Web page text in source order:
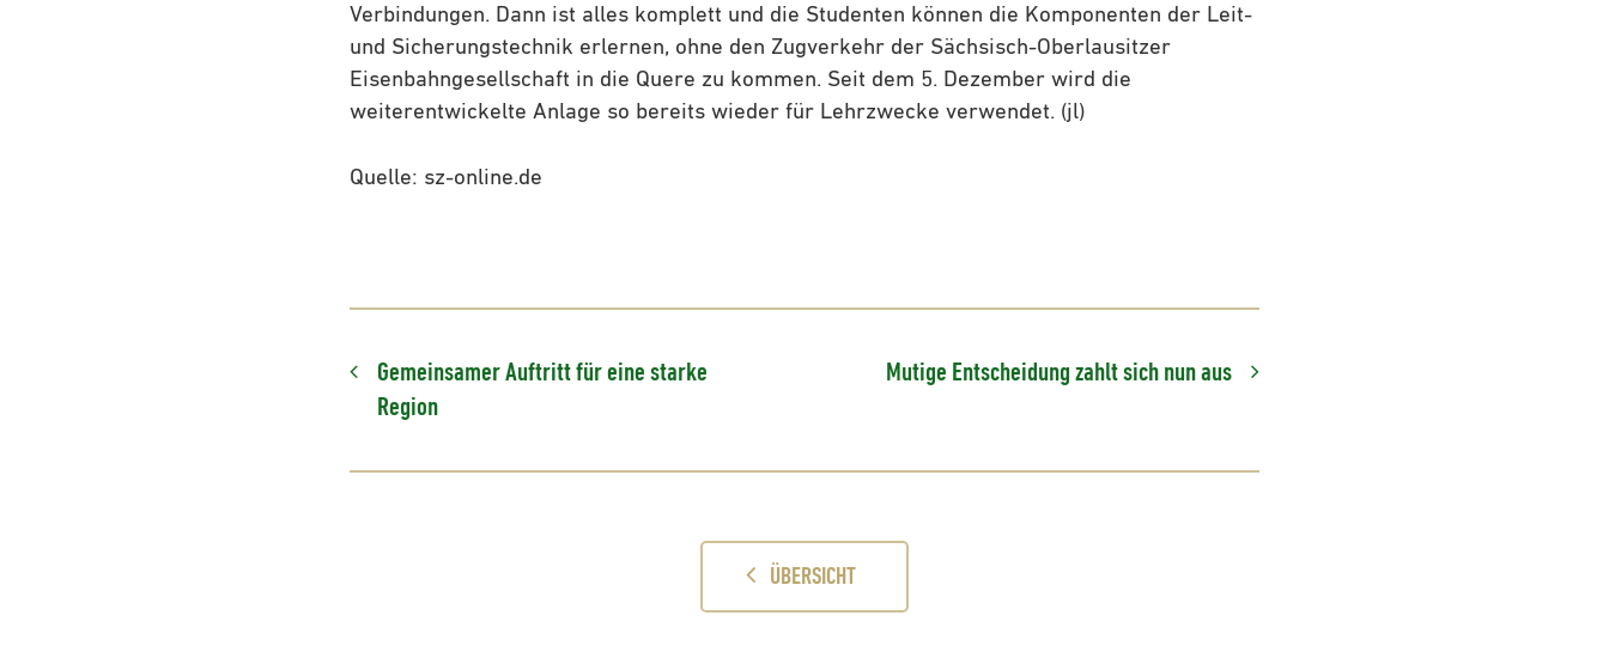
Verbindungen. Dann ist alles komplett und die Studenten können die Komponenten der Leit-
und Sicherungstechnik erlernen, ohne den Zugverkehr der Sächsisch-Oberlausitzer
Eisenbahngesellschaft in die Quere zu kommen. Seit dem 5. Dezember wird die
weiterentwickelte Anlage so bereits wieder für Lehrzwecke verwendet. (jl)
Quelle: sz-online.de
Gemeinsamer Auftritt für eine starke
Region
Mutige Entscheidung zahlt sich nun aus
ÜBERSICHT